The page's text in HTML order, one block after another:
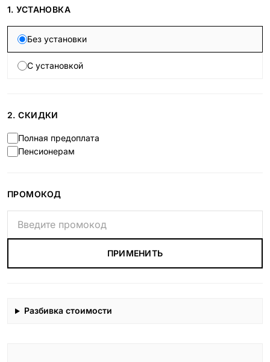
1. УСТАНОВКА
Без установки
С установкой
2. СКИДКИ
Полная предоплата
Пенсионерам
ПРОМОКОД
ПРИМЕНИТЬ
Разбивка стоимости